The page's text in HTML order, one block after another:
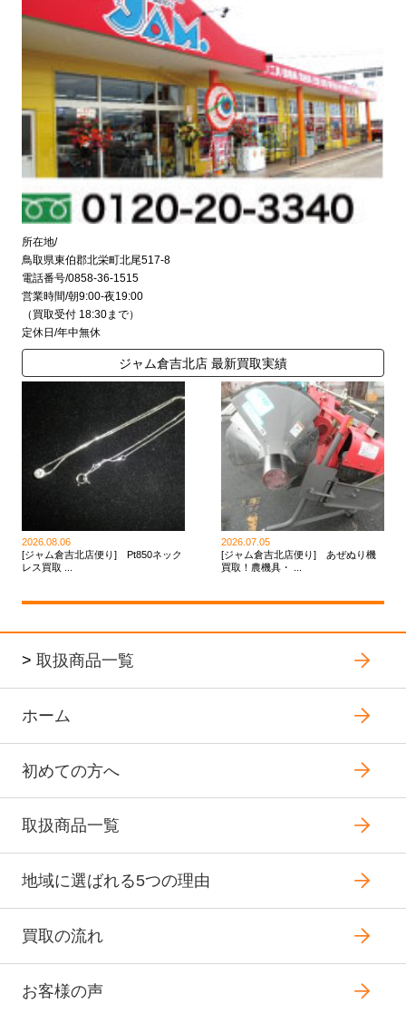
所在地/
鳥取県東伯郡北栄町北尾517-8
電話番号/0858-36-1515
営業時間/朝9:00-夜19:00
（買取受付 18:30まで）
定休日/年中無休
ジャム倉吉北店 最新買取実績
2026.08.06
[ジャム倉吉北店便り] Pt850ネック
レス買取 ...
2026.07.05
[ジャム倉吉北店便り] あぜぬり機
買取！農機具・ ...
> 取扱商品一覧
ホーム
初めての方へ
取扱商品一覧
地域に選ばれる5つの理由
買取の流れ
お客様の声